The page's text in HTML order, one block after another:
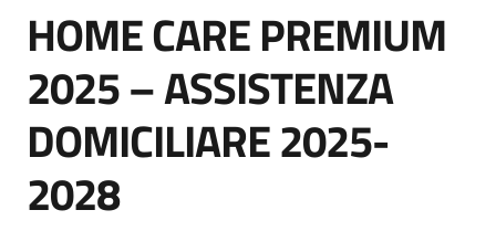
HOME CARE PREMIUM
2025 – ASSISTENZA
DOMICILIARE 2025-
2028